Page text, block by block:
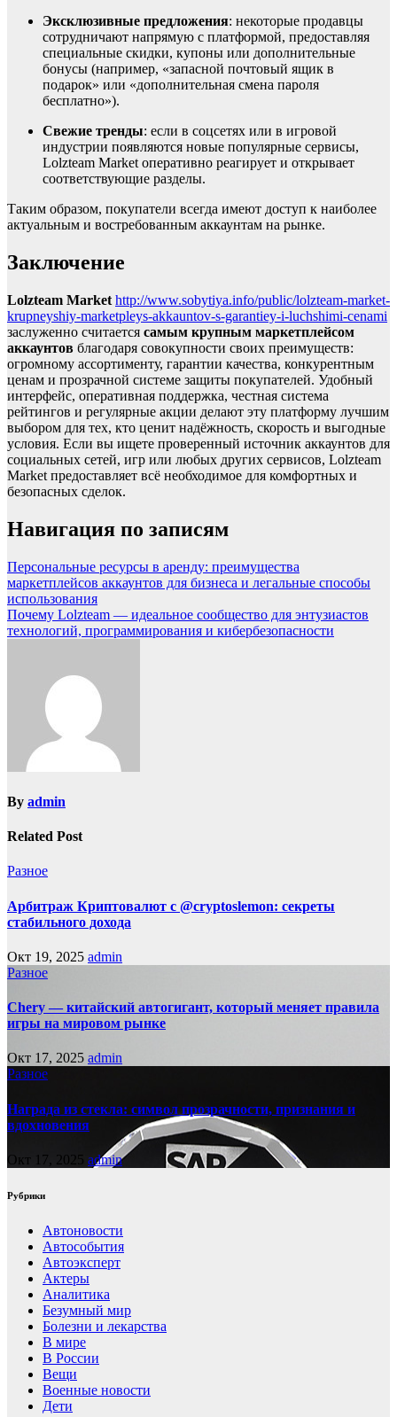
Эксклюзивные предложения: некоторые продавцы
сотрудничают напрямую с платформой, предоставляя
специальные скидки, купоны или дополнительные
бонусы (например, «запасной почтовый ящик в
подарок» или «дополнительная смена пароля
бесплатно»).
Свежие тренды: если в соцсетях или в игровой
индустрии появляются новые популярные сервисы,
Lolzteam Market оперативно реагирует и открывает
соответствующие разделы.
Таким образом, покупатели всегда имеют доступ к наиболее
актуальным и востребованным аккаунтам на рынке.
Заключение
Lolzteam Market http://www.sobytiya.info/public/lolzteam-market-
krupneyshiy-marketpleys-akkauntov-s-garantiey-i-luchshimi-cenami
заслуженно считается самым крупным маркетплейсом
аккаунтов благодаря совокупности своих преимуществ:
огромному ассортименту, гарантии качества, конкурентным
ценам и прозрачной системе защиты покупателей. Удобный
интерфейс, оперативная поддержка, честная система
рейтингов и регулярные акции делают эту платформу лучшим
выбором для тех, кто ценит надёжность, скорость и выгодные
условия. Если вы ищете проверенный источник аккаунтов для
социальных сетей, игр или любых других сервисов, Lolzteam
Market предоставляет всё необходимое для комфортных и
безопасных сделок.
Навигация по записям
Персональные ресурсы в аренду: преимущества
маркетплейсов аккаунтов для бизнеса и легальные способы
использования
Почему Lolzteam — идеальное сообщество для энтузиастов
технологий, программирования и кибербезопасности
By admin
Related Post
Разное
Арбитраж Криптовалют с @cryptoslemon: секреты
стабильного дохода
Окт 19, 2025 admin
Разное
Chery — китайский автогигант, который меняет правила
игры на мировом рынке
Окт 17, 2025 admin
Разное
Награда из стекла: символ прозрачности, признания и
вдохновения
Окт 17, 2025 admin
Рубрики
Автоновости
Автособытия
Автоэксперт
Актеры
Аналитика
Безумный мир
Болезни и лекарства
В мире
В России
Вещи
Военные новости
Дети